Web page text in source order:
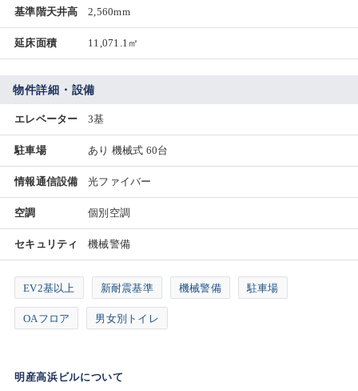
基準階天井高 2,560mm
延床面積 11,071.1㎡
物件詳細・設備
エレベーター 3基
駐車場 あり 機械式 60台
情報通信設備 光ファイバー
空調 個別空調
セキュリティ 機械警備
EV2基以上 新耐震基準 機械警備 駐車場
OAフロア 男女別トイレ
明産高浜ビルについて